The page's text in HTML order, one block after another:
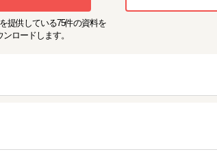
提供している75件の資料を
ロードします。